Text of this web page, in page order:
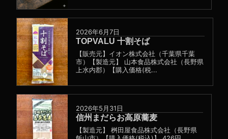
2026年6月7日
TOPVALU 十割そば
【販売元】イオン株式会社（千葉県千葉
市）【製造元】 山本食品株式会社（長野県
上水内郡）【購入価格(税...
2026年5月31日
信州まだらお高原蕎麦
【製造元】 桝田屋食品株式会社（長野県